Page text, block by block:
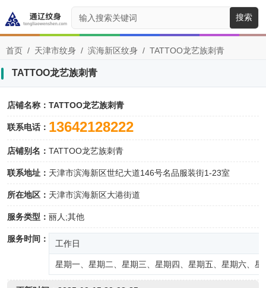
搜索
首页 / 天津市纹身 / 滨海新区纹身 / TATTOO龙艺族刺青
TATTOO龙艺族刺青
店铺名称： TATTOO龙艺族刺青
联系电话： 13642128222
店铺别名： TATTOO龙艺族刺青
联系地址： 天津市滨海新区世纪大道146号名品服装街1-23室
所在地区： 天津市滨海新区大港街道
服务类型： 丽人;其他
服务时间： 工作日
星期一、星期二、星期三、星期四、星期五、星期六、星